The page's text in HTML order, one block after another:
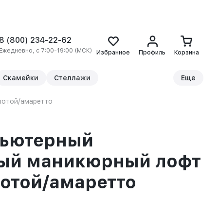
(800) 234-22-62
с 7:00-19:00 (МСК) Избранное Профиль Корзина
Скамейки Стеллажи Еще
амаретто
маникюрный лофт
амаретто